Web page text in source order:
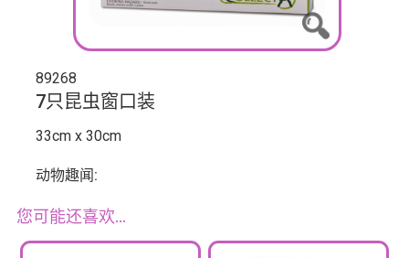
89268
7只昆虫窗口装
33cm x 30cm
动物趣闻:
您可能还喜欢…